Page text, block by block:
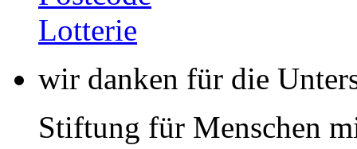
Spendenkonto
buntkicktgut
HypoVereinsbank